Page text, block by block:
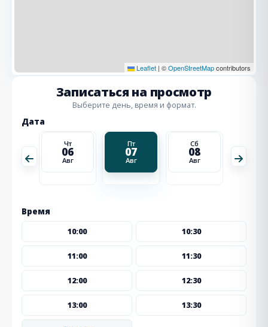
Leaflet | ©OpenStreetMapcontributors
Записаться на просмотр
Выберите день, время и формат.
Дата
Чт
06
Авг
Пт
07
Авг
Сб
08
Авг
Время
10:00 10:30
11:00 11:30
12:00 12:30
13:00 13:30